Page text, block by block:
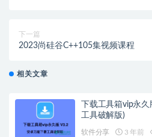
下一篇
2023尚硅谷C++105集视频课程
相关文章
下载工具箱vip永
工具破解版)
软件分享 3 年前